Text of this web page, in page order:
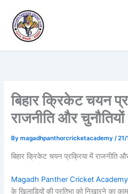
content
बिहार क्रिकेट चयन
राजनीति और
Bymagadhpanthorcricketacademy/21/
बिहार क्रिकेट चयन प्रक्रिया में राजनीति
Magadh Panther Cricket Academy
के खिलाड़ियों की प्रतिभा को निखारने का